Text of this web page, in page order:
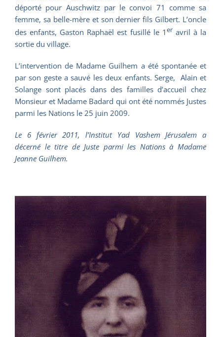
déporté pour Auschwitz par le convoi 71 comme sa
femme, sa belle-mère et son dernier fils Gilbert. L’oncle
des enfants, Gaston Raphaël est fusillé le 1eravril à la
sortie du village.
L’intervention de Madame Guilhem a été spontanée et
par son geste a sauvé les deux enfants. Serge, Alain et
Solange sont placés dans des familles d’accueil chez
Monsieur et Madame Badard qui ont été nommés Justes
parmi les Nations le 25 juin 2009.
Le 6 février 2011, l’Institut Yad Vashem Jérusalem a
décerné le titre de Juste parmi les Nations à Madame
Jeanne Guilhem.